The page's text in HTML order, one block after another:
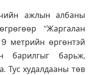
ажлын албаны
“Жаргалан
метрийн өргөнтэй
барилгыг барьж,
Тус худалдааны төв